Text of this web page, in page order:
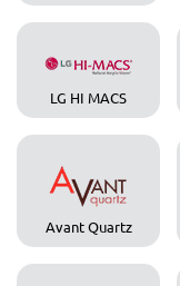
LG HI MACS
Avant Quartz